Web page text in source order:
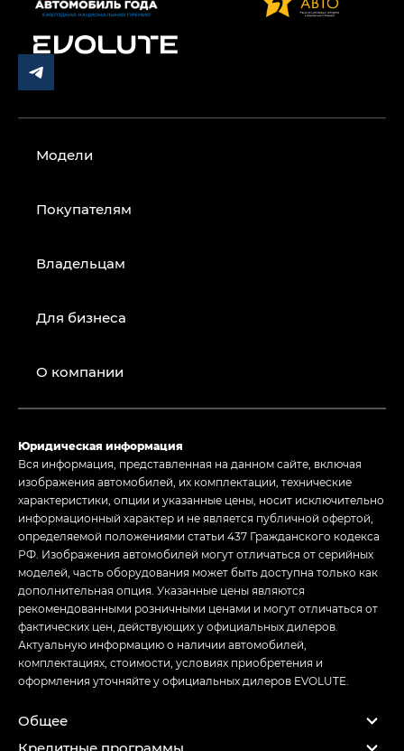
Модели
Покупателям
Владельцам
Для бизнеса
О компании
Юридическая информация
Вся информация, представленная на данном сайте, включая
изображения автомобилей, их комплектации, технические
характеристики, опции и указанные цены, носит исключительно
информационный характер и не является публичной офертой,
определяемой положениями статьи 437 Гражданского кодекса
РФ. Изображения автомобилей могут отличаться от серийных
моделей, часть оборудования может быть доступна только как
дополнительная опция. Указанные цены являются
рекомендованными розничными ценами и могут отличаться от
фактических цен, действующих у официальных дилеров.
Актуальную информацию о наличии автомобилей,
комплектациях, стоимости, условиях приобретения и
оформления уточняйте у официальных дилеров EVOLUTE.
Общее